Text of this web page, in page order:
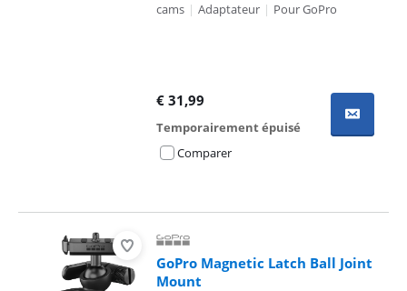
cams | Adaptateur | Pour GoPro
€ 31,99
Temporairement épuisé
Comparer
GoPro Magnetic Latch Ball Joint
Mount